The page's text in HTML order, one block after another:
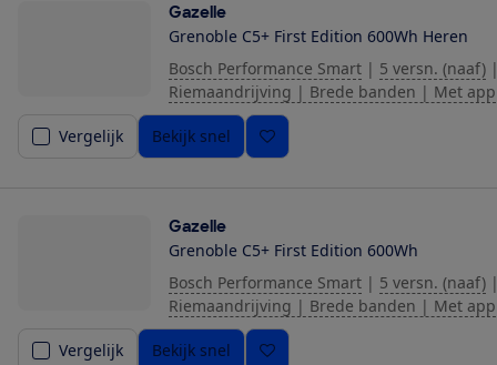
Gazelle
Grenoble C5+ First Edition 600Wh Heren
Bosch Performance Smart | 5 versn. (naaf)
Riemaandrijving | Brede banden | Met app
Vergelijk Bekijk snel
Gazelle
Grenoble C5+ First Edition 600Wh
Bosch Performance Smart | 5 versn. (naaf)
Riemaandrijving | Brede banden | Met app
Vergelijk Bekijk snel